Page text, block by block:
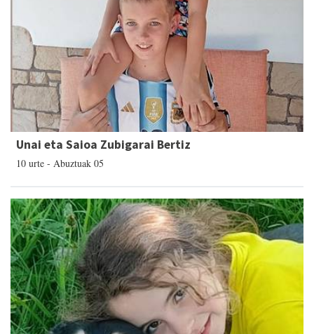
Unai eta Saioa Zubigarai Bertiz
10 urte - Abuztuak 05